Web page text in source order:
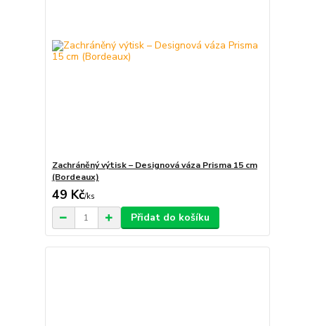
Zachráněný výtisk – Designová váza Prisma 15 cm
(Bordeaux)
49 Kč/ks
Přidat do košíku